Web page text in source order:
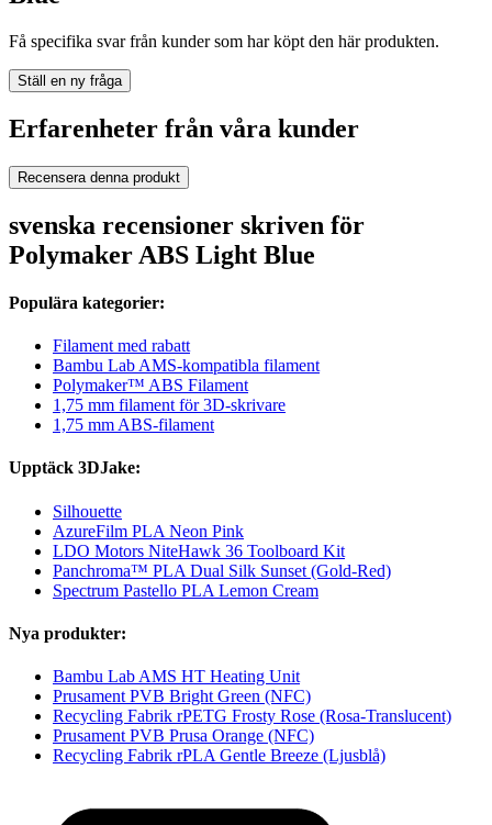
Få specifika svar från kunder som har köpt den här produkten.
Ställ en ny fråga
Erfarenheter från våra kunder
Recensera denna produkt
svenska recensioner skriven för
Polymaker ABS Light Blue
Populära kategorier:
Filament med rabatt
Bambu Lab AMS-kompatibla filament
Polymaker™ ABS Filament
1,75 mm filament för 3D-skrivare
1,75 mm ABS-filament
Upptäck 3DJake:
Silhouette
AzureFilm PLA Neon Pink
LDO Motors NiteHawk 36 Toolboard Kit
Panchroma™ PLA Dual Silk Sunset (Gold-Red)
Spectrum Pastello PLA Lemon Cream
Nya produkter:
Bambu Lab AMS HT Heating Unit
Prusament PVB Bright Green (NFC)
Recycling Fabrik rPETG Frosty Rose (Rosa-Translucent)
Prusament PVB Prusa Orange (NFC)
Recycling Fabrik rPLA Gentle Breeze (Ljusblå)